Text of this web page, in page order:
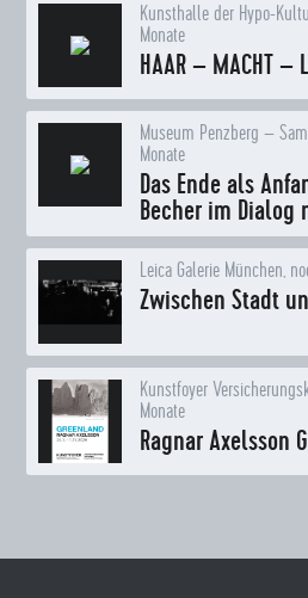
Kunsthalle der Hypo-
Monate
HAAR – MACHT –
Museum Penzberg –
Monate
Das Ende als
Becher im Dialog
Leica Galerie München,
Zwischen Stadt
Kunstfoyer
Monate
Ragnar Axelsson